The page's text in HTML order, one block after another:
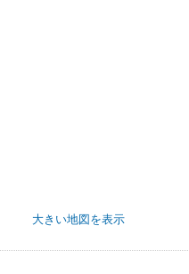
大きい地図を表示